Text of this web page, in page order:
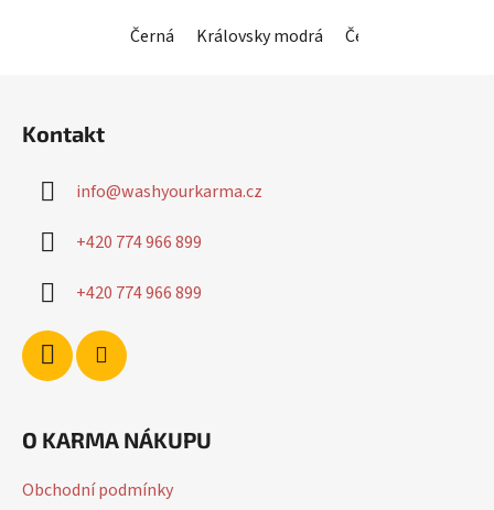
Černá Královsky modrá Červená
Kontakt
info@washyourkarma.cz
+420 774 966 899
+420 774 966 899
O KARMA NÁKUPU
Obchodní podmínky